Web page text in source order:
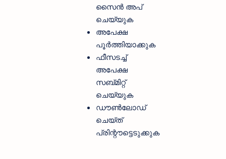
സൈൻ അപ്
ചെയ്യുക
അപേക്ഷ
പൂർത്തിയാക്കുക
ഫീസടച്ച്
അപേക്ഷ
സബ്മിറ്റ്
ചെയ്യുക
ഡൗൺലോഡ്
ചെയ്ത്
പ്രിന്റൗട്ടെടുക്കുക